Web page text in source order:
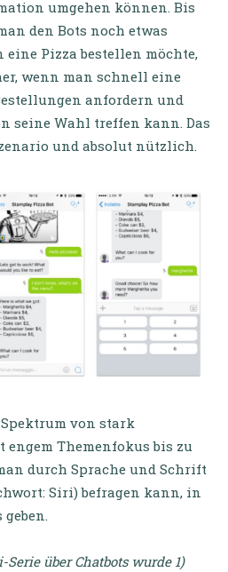
umgehen können. Bis
den Bots noch etwas
eine Pizza bestellen möchte,
wenn man schnell eine
anfordern und
seine Wahl treffen kann. Das
und absolut nützlich.
von stark
Themenfokus bis zu
durch Sprache und Schrift
Siri) befragen kann, in
über Chatbots wurde 1)